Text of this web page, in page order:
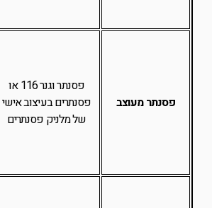
פסנתר מעוצב
פסנתר וגנר 116 או
פסנתרים בעיצוב אישי
של מלניק פסנתרים